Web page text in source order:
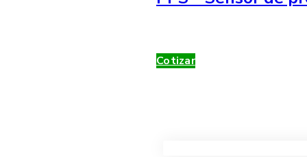
Cotizar